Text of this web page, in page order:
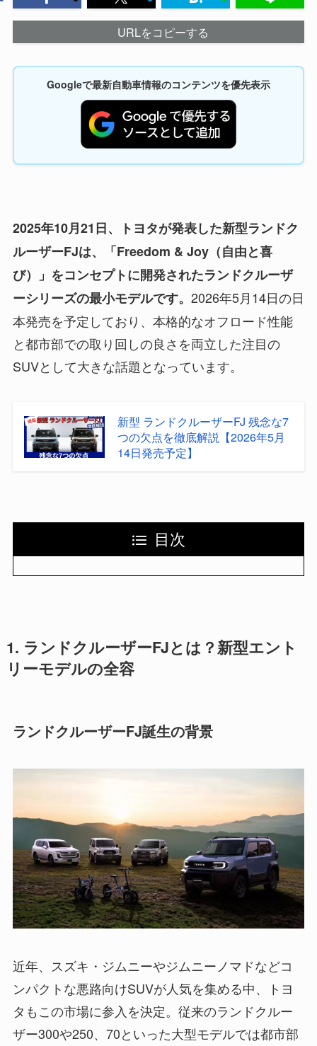
URLをコピーする
Googleで最新自動車情報のコンテンツを優先表示
2025年10月21日、トヨタが発表した新型ランドク
ルーザーFJは、「Freedom & Joy（自由と喜
び）」をコンセプトに開発されたランドクルーザ
ーシリーズの最小モデルです。 2026年5月14日の日
本発売を予定しており、本格的なオフロード性能
と都市部での取り回しの良さを両立した注目の
SUVとして大きな話題となっています。
新型 ランドクルーザーFJ 残念な7
つの欠点を徹底解説【2026年5月
14日発売予定】
目次
1. ランドクルーザーFJとは？新型エント
リーモデルの全容
ランドクルーザーFJ誕生の背景
近年、スズキ・ジムニーやジムニーノマドなどコ
ンパクトな悪路向けSUVが人気を集める中、トヨ
タもこの市場に参入を決定。従来のランドクルー
ザー300や250、70といった大型モデルでは都市部